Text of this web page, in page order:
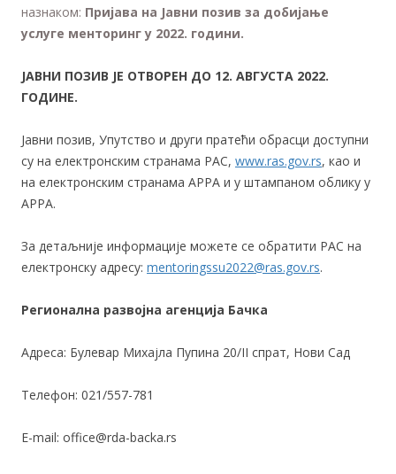
назнаком: Пријава на Јавни позив за добијање
услуге менторинг у 2022. години.
ЈАВНИ ПОЗИВ ЈЕ ОТВОРЕН ДО 12. АВГУСТА 2022.
ГОДИНЕ.
Јавни позив, Упутство и други пратећи обрасци доступни
су на електронским странама РАС, www.ras.gov.rs, као и
на електронским странама АРРА и у штампаном облику у
АРРА.
За детаљније информације можете се обратити РАС на
електронску адресу: mentoringssu2022@ras.gov.rs.
Регионална развојна агенција Бачка
Адреса: Булевар Михајла Пупина 20/II спрат, Нови Сад
Телефон: 021/557-781
E-mail: office@rda-backa.rs